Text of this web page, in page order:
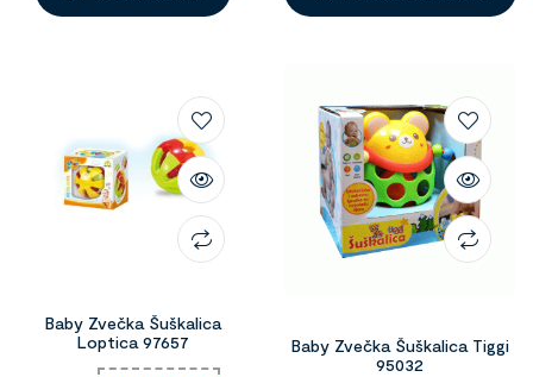
Baby Zvečka Šuškalica
Loptica 97657
Baby Zvečka Šuškalica Tiggi
95032